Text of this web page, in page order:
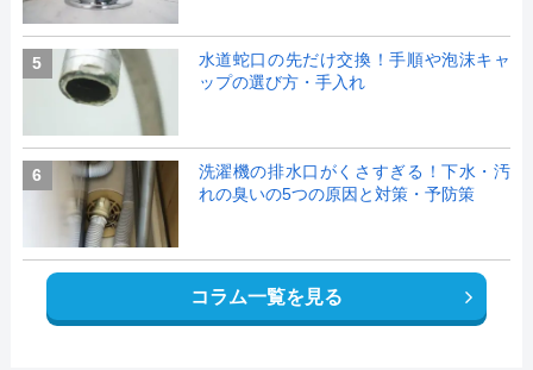
5
水道蛇口の先だけ交換！手順や泡沫キャ
ップの選び方・手入れ
6
洗濯機の排水口がくさすぎる！下水・汚
れの臭いの5つの原因と対策・予防策
コラム一覧を見る